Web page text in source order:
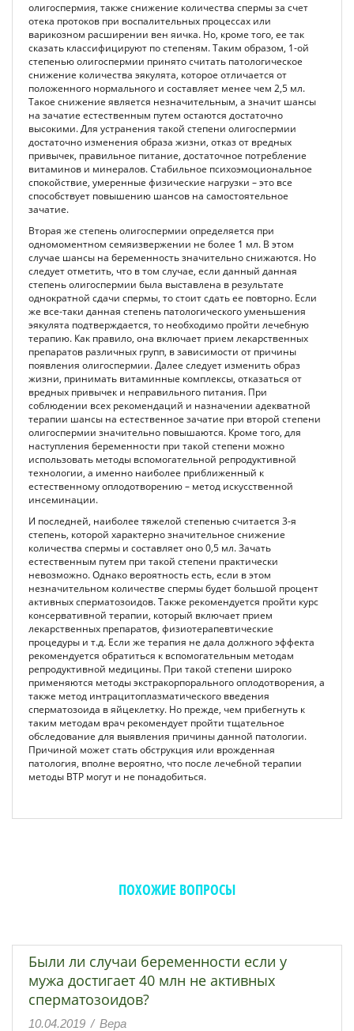
олигоспермия, также снижение количества спермы за счет
отека протоков при воспалительных процессах или
варикозном расширении вен яичка. Но, кроме того, ее так
сказать классифицируют по степеням. Таким образом, 1-ой
степенью олигоспермии принято считать патологическое
снижение количества эякулята, которое отличается от
положенного нормального и составляет менее чем 2,5 мл.
Такое снижение является незначительным, а значит шансы
на зачатие естественным путем остаются достаточно
высокими. Для устранения такой степени олигоспермии
достаточно изменения образа жизни, отказ от вредных
привычек, правильное питание, достаточное потребление
витаминов и минералов. Стабильное психоэмоциональное
спокойствие, умеренные физические нагрузки – это все
способствует повышению шансов на самостоятельное
зачатие.
Вторая же степень олигоспермии определяется при
одномоментном семяизвержении не более 1 мл. В этом
случае шансы на беременность значительно снижаются. Но
следует отметить, что в том случае, если данный данная
степень олигоспермии была выставлена в результате
однократной сдачи спермы, то стоит сдать ее повторно. Если
же все-таки данная степень патологического уменьшения
эякулята подтверждается, то необходимо пройти лечебную
терапию. Как правило, она включает прием лекарственных
препаратов различных групп, в зависимости от причины
появления олигоспермии. Далее следует изменить образ
жизни, принимать витаминные комплексы, отказаться от
вредных привычек и неправильного питания. При
соблюдении всех рекомендаций и назначении адекватной
терапии шансы на естественное зачатие при второй степени
олигоспермии значительно повышаются. Кроме того, для
наступления беременности при такой степени можно
использовать методы вспомогательной репродуктивной
технологии, а именно наиболее приближенный к
естественному оплодотворению – метод искусственной
инсеминации.
И последней, наиболее тяжелой степенью считается 3-я
степень, которой характерно значительное снижение
количества спермы и составляет оно 0,5 мл. Зачать
естественным путем при такой степени практически
невозможно. Однако вероятность есть, если в этом
незначительном количестве спермы будет большой процент
активных сперматозоидов. Также рекомендуется пройти курс
консервативной терапии, который включает прием
лекарственных препаратов, физиотерапевтические
процедуры и т.д. Если же терапия не дала должного эффекта
рекомендуется обратиться к вспомогательным методам
репродуктивной медицины. При такой степени широко
применяются методы экстракорпорального оплодотворения, а
также метод интрацитоплазматического введения
сперматозоида в яйцеклетку. Но прежде, чем прибегнуть к
таким методам врач рекомендует пройти тщательное
обследование для выявления причины данной патологии.
Причиной может стать обструкция или врожденная
патология, вполне вероятно, что после лечебной терапии
методы ВТР могут и не понадобиться.
ПОХОЖИЕ ВОПРОСЫ
Были ли случаи беременности если у
мужа достигает 40 млн не активных
сперматозоидов?
10.04.2019 / Вера